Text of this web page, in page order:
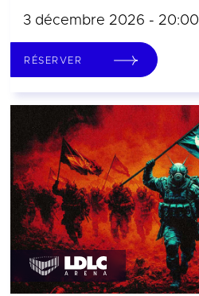
3 décembre 2026 - 20:00
RÉSERVER